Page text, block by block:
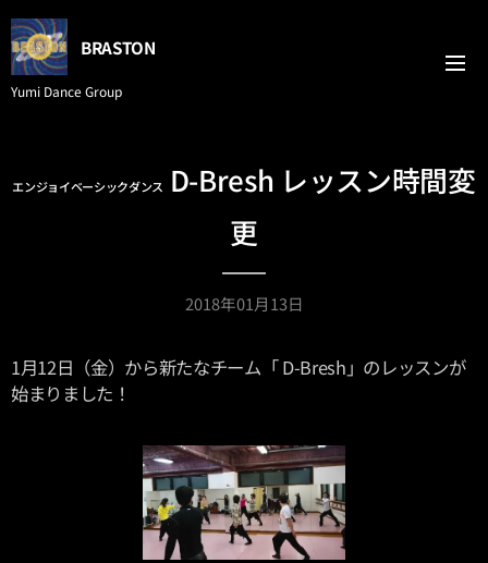
BRASTON
Yumi Dance Group
エンジョイベーシックダンス D-Bresh レッスン時間変
更
2018年01月13日
1月12日（金）から新たなチーム「 D-Bresh」のレッスンが
始まりました！